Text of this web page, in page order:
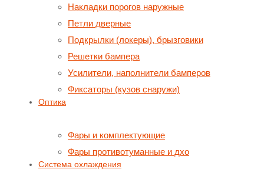
Накладки порогов наружные
Петли дверные
Подкрылки (локеры), брызговики
Решетки бампера
Усилители, наполнители бамперов
Фиксаторы (кузов снаружи)
Оптика
Фары и комплектующие
Фары противотуманные и дхо
Система охлаждения